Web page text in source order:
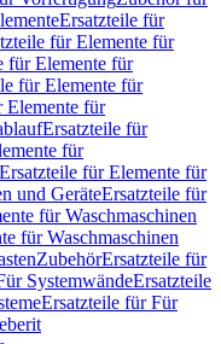
Ersatzteile für
für Elemente für
für Elemente für
für Elemente für
Elemente für
Ersatzteile für
für
Ersatzteile für Elemente für
und GeräteErsatzteile für
für Waschmaschinen
für Waschmaschinen
ZubehörErsatzteile für
SystemwändeErsatzteile
Ersatzteile für Für